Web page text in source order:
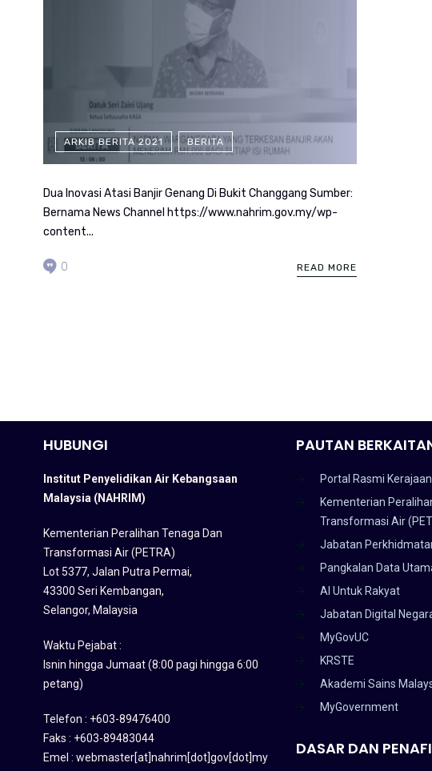
ARKIB BERITA 2021 BERITA
Dua Inovasi Atasi Banjir Genang Di Bukit Changgang Sumber:
Bernama News Channel https://www.nahrim.gov.my/wp-
content...
READ MORE
0
HUBUNGI
Institut Penyelidikan Air Kebangsaan
Malaysia (NAHRIM)
Kementerian Peralihan Tenaga Dan
Transformasi Air (PETRA)
Lot 5377, Jalan Putra Permai,
43300 Seri Kembangan,
Selangor, Malaysia
Waktu Pejabat :
Isnin hingga Jumaat (8:00 pagi hingga 6:00
petang)
Telefon : +603-89476400
Faks : +603-89483044
Emel : webmaster[at]nahrim[dot]gov[dot]my
PAUTAN
Portal Rasmi
Kementerian
Transformasi Air
Jabatan
Pangkalan Data
AI Untuk Rakyat
Jabatan Digital
MyGovUC
KRSTE
Akademi Sains
MyGovernment
DASAR DAN